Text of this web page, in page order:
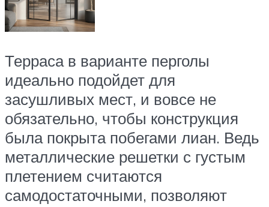
Терраса в варианте перголы
идеально подойдет для
засушливых мест, и вовсе не
обязательно, чтобы конструкция
была покрыта побегами лиан. Ведь
металлические решетки с густым
плетением считаются
самодостаточными, позволяют